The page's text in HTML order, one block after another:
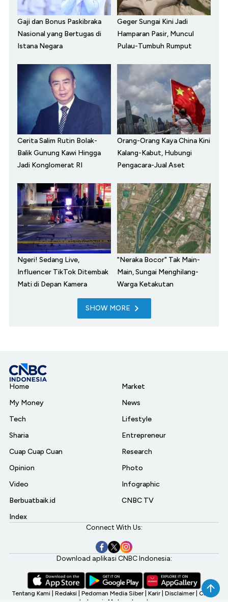
Gaji dan Bonus Paskibraka
Nasional yang Bertugas di
Istana Negara
Geger Sungai Kini Jadi
Hamparan Pasir, Muncul
Pulau-Tumbuh Rumput
Cerita Salim Rutin Bolak-
Balik Gunung Kawi Hingga
Jadi Konglomerat RI
Orang-Orang Kaya China Kini
Kalang-Kabut, Hubungi
Pengacara-Jual Aset
Ngeri! Sedang Live,
Influencer TikTok Ditembak
Mati di Depan Kamera
"Neraka Bocor" Tak Main-
Main, Sungai Menghilang-
Warga Ketakutan
SHOW MORE
Home
My Money
Tech
Sharia
Cuap Cuap Cuan
Opinion
Video
Berbuatbaik.id
Index
Market
News
Lifestyle
Entrepreneur
Research
Photo
Infographic
CNBC TV
Connect With Us:
Download aplikasi CNBC Indonesia:
Tentang Kami Redaksi Pedoman Media Siber Karir Disclaimer CNBC